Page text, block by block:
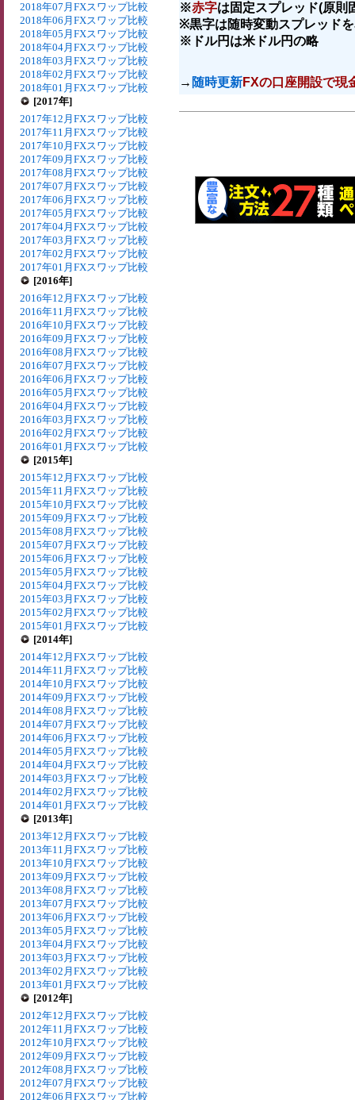
2018年07月FXスワップ比較
2018年06月FXスワップ比較
2018年05月FXスワップ比較
2018年04月FXスワップ比較
2018年03月FXスワップ比較
2018年02月FXスワップ比較
2018年01月FXスワップ比較
[2017年]
2017年12月FXスワップ比較
2017年11月FXスワップ比較
2017年10月FXスワップ比較
2017年09月FXスワップ比較
2017年08月FXスワップ比較
2017年07月FXスワップ比較
2017年06月FXスワップ比較
2017年05月FXスワップ比較
2017年04月FXスワップ比較
2017年03月FXスワップ比較
2017年02月FXスワップ比較
2017年01月FXスワップ比較
[2016年]
2016年12月FXスワップ比較
2016年11月FXスワップ比較
2016年10月FXスワップ比較
2016年09月FXスワップ比較
2016年08月FXスワップ比較
2016年07月FXスワップ比較
2016年06月FXスワップ比較
2016年05月FXスワップ比較
2016年04月FXスワップ比較
2016年03月FXスワップ比較
2016年02月FXスワップ比較
2016年01月FXスワップ比較
[2015年]
2015年12月FXスワップ比較
2015年11月FXスワップ比較
2015年10月FXスワップ比較
2015年09月FXスワップ比較
2015年08月FXスワップ比較
2015年07月FXスワップ比較
2015年06月FXスワップ比較
2015年05月FXスワップ比較
2015年04月FXスワップ比較
2015年03月FXスワップ比較
2015年02月FXスワップ比較
2015年01月FXスワップ比較
[2014年]
2014年12月FXスワップ比較
2014年11月FXスワップ比較
2014年10月FXスワップ比較
2014年09月FXスワップ比較
2014年08月FXスワップ比較
2014年07月FXスワップ比較
2014年06月FXスワップ比較
2014年05月FXスワップ比較
2014年04月FXスワップ比較
2014年03月FXスワップ比較
2014年02月FXスワップ比較
2014年01月FXスワップ比較
[2013年]
2013年12月FXスワップ比較
2013年11月FXスワップ比較
2013年10月FXスワップ比較
2013年09月FXスワップ比較
2013年08月FXスワップ比較
2013年07月FXスワップ比較
2013年06月FXスワップ比較
2013年05月FXスワップ比較
2013年04月FXスワップ比較
2013年03月FXスワップ比較
2013年02月FXスワップ比較
2013年01月FXスワップ比較
[2012年]
2012年12月FXスワップ比較
2012年11月FXスワップ比較
2012年10月FXスワップ比較
2012年09月FXスワップ比較
2012年08月FXスワップ比較
2012年07月FXスワップ比較
2012年06月FXスワップ比較
※赤字は固定スプレッド(原則
※黒字は随時変動スプレッド
※ドル円は米ドル円の略
→ 随時更新FXの口座開設で現